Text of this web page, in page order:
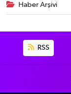
Haber Arşivi
RSS